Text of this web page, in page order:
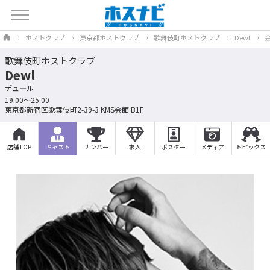
ホストクラブ 東京都ホストクラブ 歌舞伎町ホストクラブ Dewl
歌舞伎町ホストクラブ
Dewl
デュ―ル
19:00～25:00
東京都新宿区歌舞伎町2-39-3 KMS会館 B1F
店舗TOP キャスト ナンバー 求人 ポスター メディア トピックス